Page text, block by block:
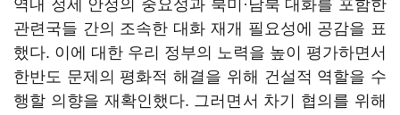
역내 정세 안정의 중요성과 북미·남북 대화를 포함한
관련국들 간의 조속한 대화 재개 필요성에 공감을 표
했다. 이에 대한 우리 정부의 노력을 높이 평가하면서
한반도 문제의 평화적 해결을 위해 건설적 역할을 수
행할 의향을 재확인했다. 그러면서 차기 협의를 위해